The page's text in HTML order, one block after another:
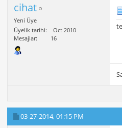
cihat
Yeni Üye
Üyelik tarihi
Oct 2010
Mesajlar
16
03-27-2014,01:15 PM